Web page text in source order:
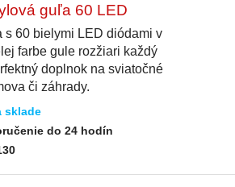
guľa 60 LED
s 60 bielymi LED diódami v
farbe gule rozžiari každý
doplnok na sviatočné
či záhrady.
sklade
do 24 hodín